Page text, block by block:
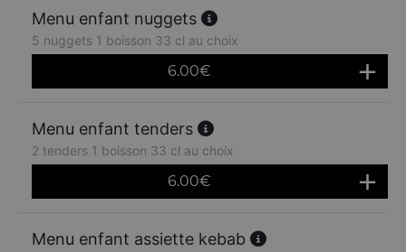
Menu enfant nuggets
5 nuggets 1 boisson 33 cl au choix
6.00€
Menu enfant tenders
2 tenders 1 boisson 33 cl au choix
6.00€
Menu enfant assiette kebab